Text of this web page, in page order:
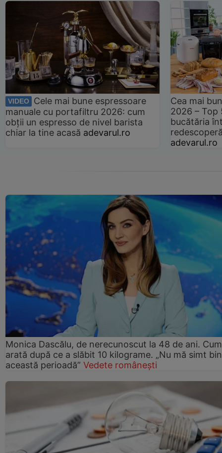
VIDEO
Cele mai bune espressoare
manuale cu portafiltru 2026: cum
obții un espresso de nivel barista
chiar la tine acasă adevarul.ro
Cea mai
2026 –
bucătăria
adevarul.ro
Monica Dascălu, de nerecunoscut la 48 de ani. Cum
arată după ce a slăbit 10 kilograme. „Nu mă simt
această perioadă” Vedete românești